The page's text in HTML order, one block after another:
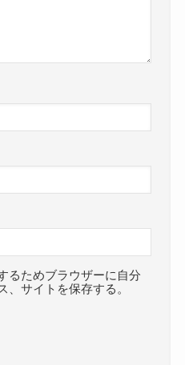
るためブラウザーに自分
、サイトを保存する。